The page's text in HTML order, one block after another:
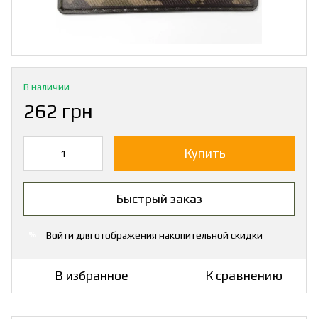
В наличии
262 грн
Купить
Быстрый заказ
Войти для отображения накопительной скидки
В избранное К сравнению